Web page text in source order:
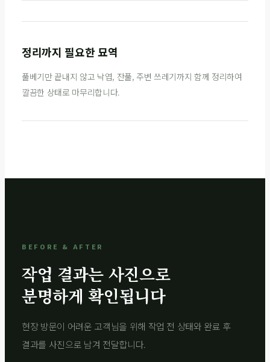
정리까지 필요한 묘역
풀베기만 끝내지 않고 낙엽, 잔풀, 주변 쓰레기까지 함께 정리하여
깔끔한 상태로 마무리합니다.
BEFORE & AFTER
작업 결과는 사진으로
분명하게 확인됩니다
현장 방문이 어려운 고객님을 위해 작업 전 상태와 완료 후
결과를 사진으로 남겨 전달합니다.